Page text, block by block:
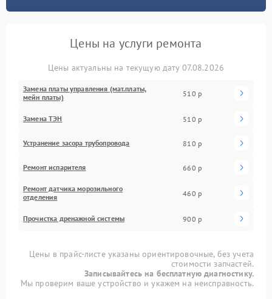
Цены на услуги ремонта
Цены актуальны на текущую дату 07.08.2026
Замена платы управления (мат.платы,
мейн платы)
510 р
Замена ТЭН 510 р
Устранение засора трубопровода 810 р
Ремонт испарителя 660 р
Ремонт датчика морозильного
отделения
460 р
Прочистка дренажной системы 900 р
Цены в прайс-листе указаны ориентировочные, без учета
стоимости запчастей.
Записывайтесь на бесплатную диагностику.
Мы проверим ваше устройство и укажем на неисправность.